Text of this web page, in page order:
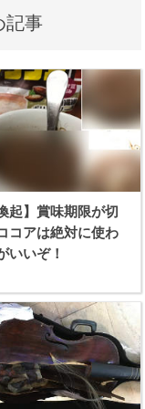
記事
起】賞味期限が切
コアは絶対に使わ
いいぞ！